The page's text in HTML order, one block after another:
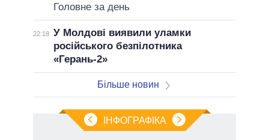
Головне за день
22:18 У Молдові виявили уламки
російського безпілотника
«Герань-2»
Більше новин
ІНФОГРАФІКА